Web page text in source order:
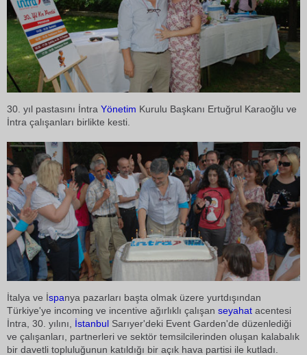
30. yıl pastasını İntra Yönetim Kurulu Başkanı Ertuğrul Karaoğlu ve
İntra çalışanları birlikte kesti.
İtalya ve İspanya pazarları başta olmak üzere yurtdışından
Türkiye'ye incoming ve incentive ağırlıklı çalışan seyahat acentesi
İntra, 30. yılını, İstanbul Sarıyer'deki Event Garden'de düzenlediği
ve çalışanları, partnerleri ve sektör temsilcilerinden oluşan kalabalık
bir davetli topluluğunun katıldığı bir açık hava partisi ile kutladı.